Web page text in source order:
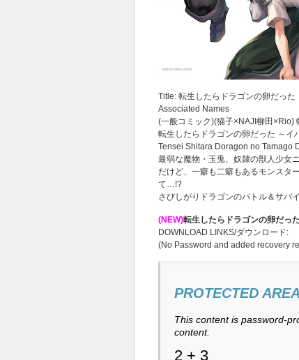
Title: 転生したらドラゴンの卵だっ
Associated Names
(一般コミック)(猫子×NAJI柳田×Rio)
転生したらドラゴンの卵だった ～イ
Tensei Shitara Doragon no Tamago
最弱な魔物・玉兎、奴隷の獣人少女
だけど、一癖も二癖もあるモンスタ
て…!?
さびしがりドラゴンのバトル＆サバ
(NEW)転生したらドラゴンの卵だっ
DOWNLOAD LINKS/ダウンロード:
(No Password and added recovery
PROTECTED AREA
This content is password-
content.